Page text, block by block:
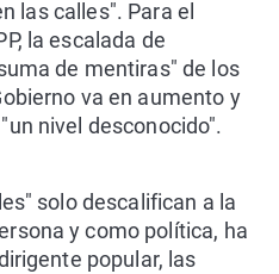
las calles". Para el
la escalada de
de mentiras" de los
va en aumento y
nivel desconocido".
solo descalifican a la
y como política, ha
popular, las